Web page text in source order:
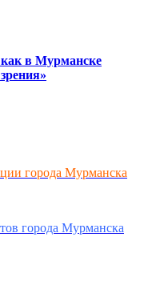
в Мурманске
города Мурманска
города Мурманска